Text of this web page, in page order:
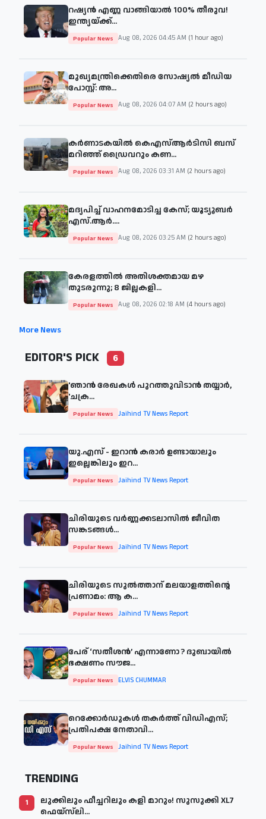
റഷ്യൻ എണ്ണ വാങ്ങിയാൽ 100% തീരുവ!
ഇന്ത്യയ്ക്ക്...
Popular News Aug 08, 2026 04:45 AM (1 hour ago)
മുഖ്യമന്ത്രിക്കെതിരെ സോഷ്യൽ മീഡിയ
പോസ്റ്റ്: അ...
Popular News Aug 08, 2026 04:07 AM (2 hours ago)
കർണാടകയിൽ കെഎസ്ആർടിസി ബസ്
മറിഞ്ഞ് ഡ്രൈവറും കണ...
Popular News Aug 08, 2026 03:31 AM (2 hours ago)
മദ്യപിച്ച് വാഹനമോടിച്ച കേസ്; യൂട്യൂബർ
എസ്.ആർ....
Popular News Aug 08, 2026 03:25 AM (2 hours ago)
കേരളത്തിൽ അതിശക്തമായ മഴ
തുടരുന്നു; 8 ജില്ലകളി...
Popular News Aug 08, 2026 02:18 AM (4 hours ago)
More News
EDITOR'S PICK 6
'ഞാന്‍ രേഖകള്‍ പുറത്തുവിടാന്‍ തയ്യാര്‍,
'ചക്ര...
Popular News Jaihind TV News Report
യു.എസ് - ഇറാൻ കരാർ ഉണ്ടായാലും
ഇല്ലെങ്കിലും ഇറ...
Popular News Jaihind TV News Report
ചിരിയുടെ വര്‍ണ്ണക്കടലാസില്‍ ജീവിത
സങ്കടങ്ങള്‍...
Popular News Jaihind TV News Report
ചിരിയുടെ സുൽത്താന് മലയാളത്തിന്റെ
പ്രണാമം: ആ ക...
Popular News Jaihind TV News Report
പേര് ‘സതീശന്‍’ എന്നാണോ ? ദുബായില്‍
ഭക്ഷണം സൗജ...
Popular News ELVIS CHUMMAR
റെക്കോർഡുകൾ തകർത്ത് വിഡിഎസ്;
പ്രതിപക്ഷ നേതാവി...
Popular News Jaihind TV News Report
TRENDING
1
ലുക്കിലും ഫീച്ചറിലും കളി മാറും! സുസുക്കി XL7
ഫെയ്‌സ്‌ലി...